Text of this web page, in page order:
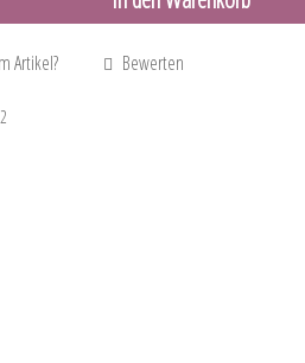
Artikel? Bewerten